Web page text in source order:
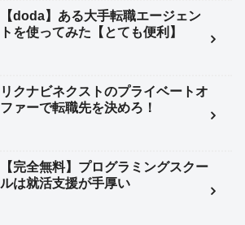
【doda】ある大手転職エージェン
トを使ってみた【とても便利】
リクナビネクストのプライベートオ
ファーで転職先を決めろ！
【完全無料】プログラミングスクー
ルは就活支援が手厚い